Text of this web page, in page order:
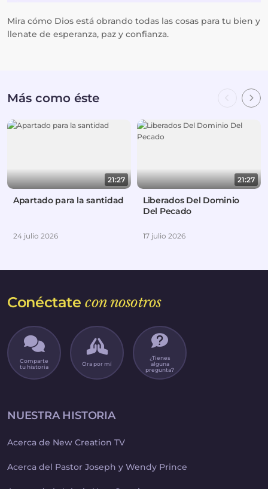
Mira cómo Dios está obrando todas las cosas para tu bien y
llenate de esperanza, paz y confianza.
Más como éste
21:27
Apartado para la santidad
24 julio 2026
21:27
Liberados Del Dominio
Del Pecado
17 julio 2026
Conéctatecon nosotros
Comparte
tu historia
Ora por mí
¿Tienes
alguna
pregunta?
NUESTRA HISTORIA
Acerca de New Creation TV
Acerca del Pastor Joseph y Wendy Prince